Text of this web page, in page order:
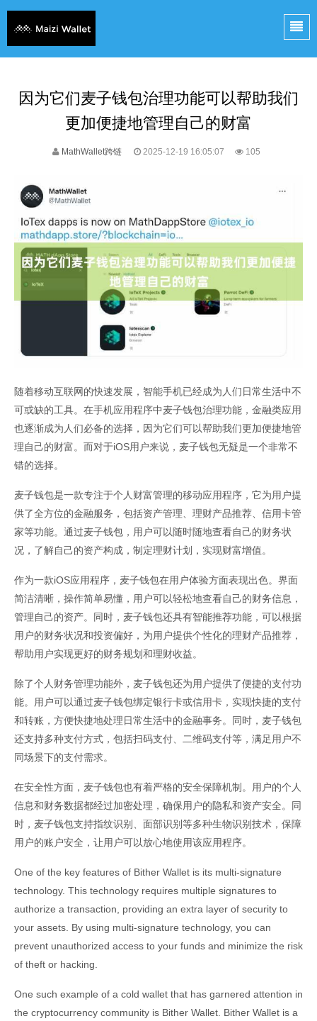
因为它们麦子钱包治理功能可以帮助我们
更加便捷地管理自己的财富
MathWallet跨链 2025-12-19 16:05:07 105
随着移动互联网的快速发展，智能手机已经成为人们日常生活中不
可或缺的工具。在手机应用程序中麦子钱包治理功能，金融类应用
也逐渐成为人们必备的选择，因为它们可以帮助我们更加便捷地管
理自己的财富。而对于iOS用户来说，麦子钱包无疑是一个非常不
错的选择。
麦子钱包是一款专注于个人财富管理的移动应用程序，它为用户提
供了全方位的金融服务，包括资产管理、理财产品推荐、信用卡管
家等功能。通过麦子钱包，用户可以随时随地查看自己的财务状
况，了解自己的资产构成，制定理财计划，实现财富增值。
作为一款iOS应用程序，麦子钱包在用户体验方面表现出色。界面
简洁清晰，操作简单易懂，用户可以轻松地查看自己的财务信息，
管理自己的资产。同时，麦子钱包还具有智能推荐功能，可以根据
用户的财务状况和投资偏好，为用户提供个性化的理财产品推荐，
帮助用户实现更好的财务规划和理财收益。
除了个人财务管理功能外，麦子钱包还为用户提供了便捷的支付功
能。用户可以通过麦子钱包绑定银行卡或信用卡，实现快捷的支付
和转账，方便快捷地处理日常生活中的金融事务。同时，麦子钱包
还支持多种支付方式，包括扫码支付、二维码支付等，满足用户不
同场景下的支付需求。
在安全性方面，麦子钱包也有着严格的安全保障机制。用户的个人
信息和财务数据都经过加密处理，确保用户的隐私和资产安全。同
时，麦子钱包支持指纹识别、面部识别等多种生物识别技术，保障
用户的账户安全，让用户可以放心地使用该应用程序。
One of the key features of Bither Wallet is its multi-signature
technology. This technology requires multiple signatures to
authorize a transaction, providing an extra layer of security to
your assets. By using multi-signature technology, you can
prevent unauthorized access to your funds and minimize the risk
of theft or hacking.
One such example of a cold wallet that has garnered attention in
the cryptocurrency community is Bither Wallet. Bither Wallet is a